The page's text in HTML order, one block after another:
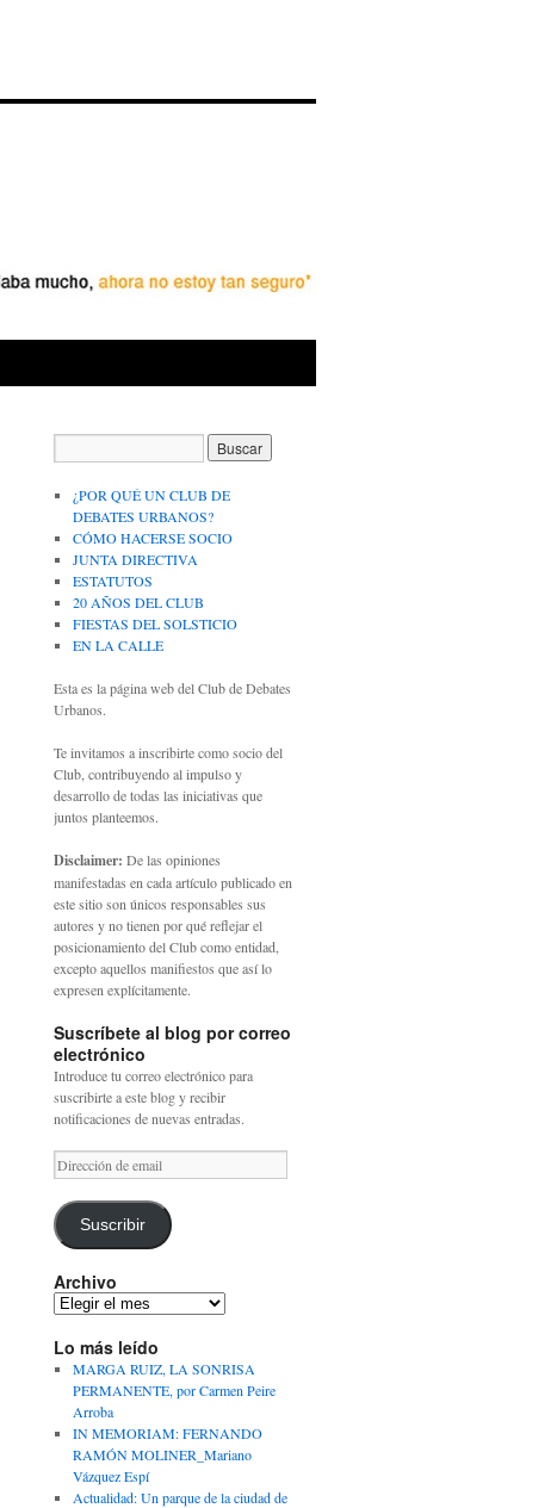
¿POR QUÉ UN CLUB DE
DEBATES URBANOS?
CÓMO HACERSE SOCIO
JUNTA DIRECTIVA
ESTATUTOS
20 AÑOS DEL CLUB
FIESTAS DEL SOLSTICIO
EN LA CALLE
Esta es la página web del Club de Debates
Urbanos.
Te invitamos a inscribirte como socio del
Club, contribuyendo al impulso y
desarrollo de todas las iniciativas que
juntos planteemos.
Disclaimer: De las opiniones
manifestadas en cada artículo publicado en
este sitio son únicos responsables sus
autores y no tienen por qué reflejar el
posicionamiento del Club como entidad,
excepto aquellos manifiestos que así lo
expresen explícitamente.
Suscríbete al blog por correo
electrónico
Introduce tu correo electrónico para
suscribirte a este blog y recibir
notificaciones de nuevas entradas.
Dirección
de
email
Suscribir
Archivo
Archivo
Lo más leído
MARGA RUIZ, LA SONRISA
PERMANENTE, por Carmen Peire
Arroba
IN MEMORIAM: FERNANDO
RAMÓN MOLINER_Mariano
Vázquez Espí
Actualidad: Un parque de la ciudad de